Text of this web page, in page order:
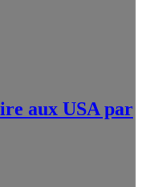
aux USA par